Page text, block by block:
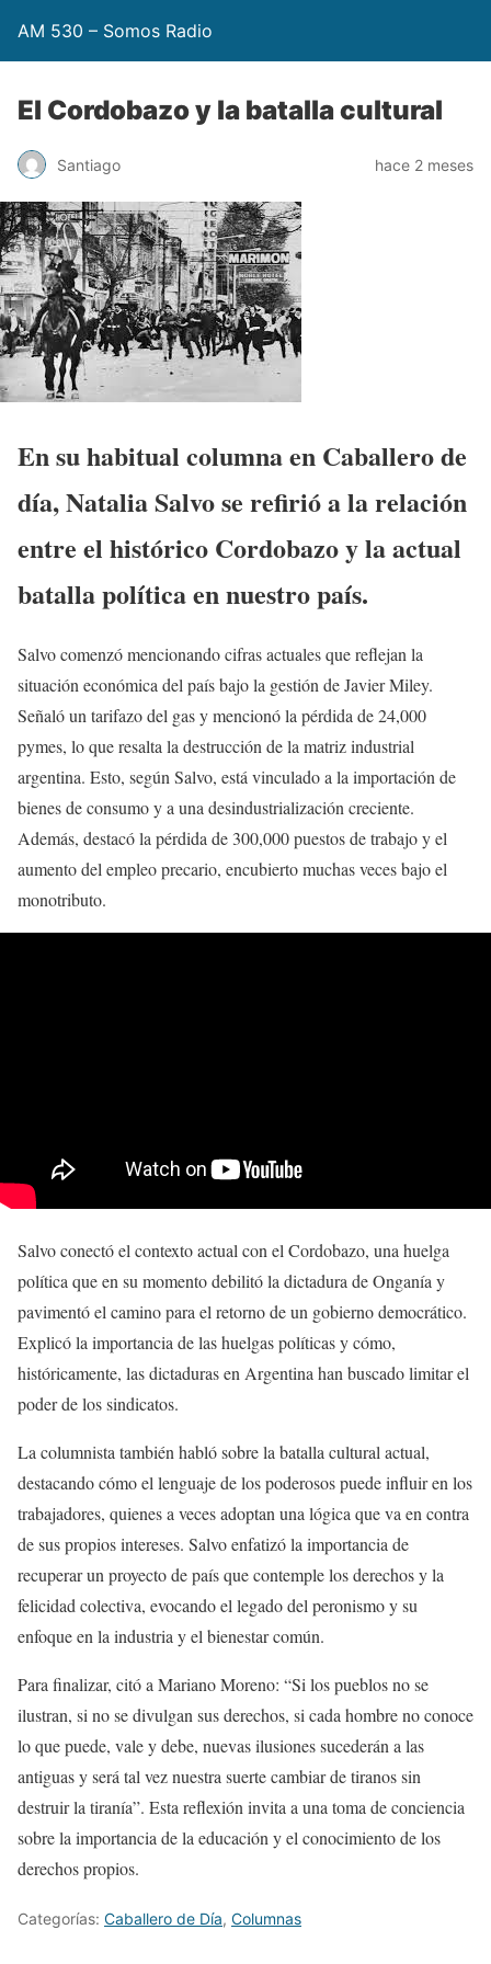
AM 530 – Somos Radio
El Cordobazo y la batalla cultural
Santiago hace 2 meses
En su habitual columna en Caballero de
día, Natalia Salvo se refirió a la relación
entre el histórico Cordobazo y la actual
batalla política en nuestro país.
Salvo comenzó mencionando cifras actuales que reflejan la
situación económica del país bajo la gestión de Javier Miley.
Señaló un tarifazo del gas y mencionó la pérdida de 24,000
pymes, lo que resalta la destrucción de la matriz industrial
argentina. Esto, según Salvo, está vinculado a la importación de
bienes de consumo y a una desindustrialización creciente.
Además, destacó la pérdida de 300,000 puestos de trabajo y el
aumento del empleo precario, encubierto muchas veces bajo el
monotributo.
Salvo conectó el contexto actual con el Cordobazo, una huelga
política que en su momento debilitó la dictadura de Onganía y
pavimentó el camino para el retorno de un gobierno democrático.
Explicó la importancia de las huelgas políticas y cómo,
históricamente, las dictaduras en Argentina han buscado limitar el
poder de los sindicatos.
La columnista también habló sobre la batalla cultural actual,
destacando cómo el lenguaje de los poderosos puede influir en los
trabajadores, quienes a veces adoptan una lógica que va en contra
de sus propios intereses. Salvo enfatizó la importancia de
recuperar un proyecto de país que contemple los derechos y la
felicidad colectiva, evocando el legado del peronismo y su
enfoque en la industria y el bienestar común.
Para finalizar, citó a Mariano Moreno: “Si los pueblos no se
ilustran, si no se divulgan sus derechos, si cada hombre no conoce
lo que puede, vale y debe, nuevas ilusiones sucederán a las
antiguas y será tal vez nuestra suerte cambiar de tiranos sin
destruir la tiranía”. Esta reflexión invita a una toma de conciencia
sobre la importancia de la educación y el conocimiento de los
derechos propios.
Categorías: Caballero de Día, Columnas